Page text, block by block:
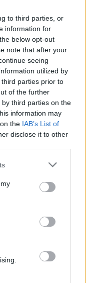
to third parties, or
information for
below opt-out
note that after your
seeing
utilized by
parties prior to
of the further
third parties on the
information may
the IAB’s List of
disclose it to other
or more Google
You may click to
third-party tags to
in below Google
a mérleg!
amelyek a